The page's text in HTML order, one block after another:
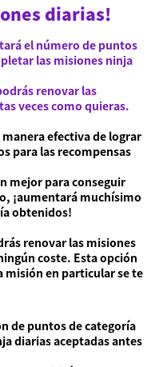
diarias!
el número de puntos
las misiones ninja
renovar las
veces como quieras.
efectiva de lograr
para las recompensas
mejor para conseguir
¡aumentará muchísimo
obtenidos!
renovar las misiones
coste. Esta opción
misión en particular se te
de puntos de categoría
diarias aceptadas antes